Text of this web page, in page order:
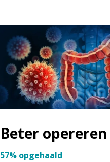
57% opgehaald